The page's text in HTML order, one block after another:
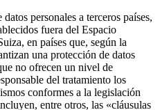
personales a terceros países,
fuera del Espacio
en países que, según la
una protección de datos
no ofrecen un nivel de
del tratamiento los
conformes a la legislación
entre otros, las «cláusulas